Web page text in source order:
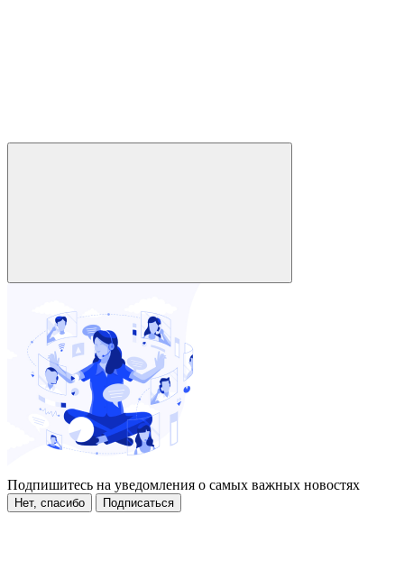
Подпишитесь на уведомления о самых важных новостях
Нет, спасибо Подписаться